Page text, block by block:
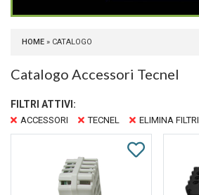
HOME » CATALOGO
Catalogo Accessori Tecnel
FILTRI ATTIVI:
ACCESSORI TECNEL ELIMINA FILTRI